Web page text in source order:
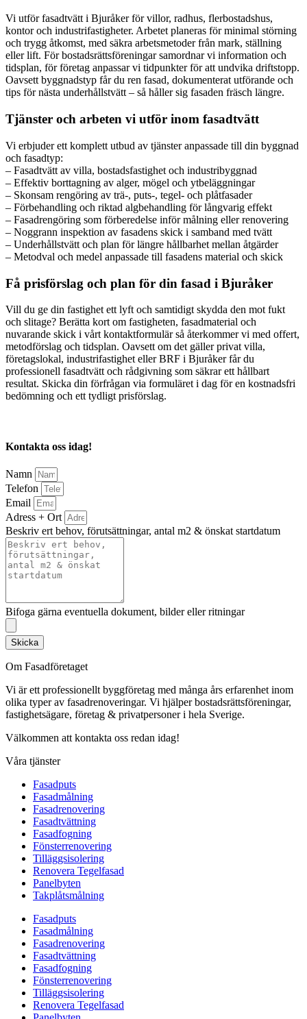
Vi utför fasadtvätt i Bjuråker för villor, radhus, flerbostadshus,
kontor och industrifastigheter. Arbetet planeras för minimal störning
och trygg åtkomst, med säkra arbetsmetoder från mark, ställning
eller lift. För bostadsrättsföreningar samordnar vi information och
tidsplan, för företag anpassar vi tidpunkter för att undvika driftstopp.
Oavsett byggnadstyp får du ren fasad, dokumenterat utförande och
tips för nästa underhållstvätt – så håller sig fasaden fräsch längre.
Tjänster och arbeten vi utför inom fasadtvätt
Vi erbjuder ett komplett utbud av tjänster anpassade till din byggnad
och fasadtyp:
– Fasadtvätt av villa, bostadsfastighet och industribyggnad
– Effektiv borttagning av alger, mögel och ytbeläggningar
– Skonsam rengöring av trä-, puts-, tegel- och plåtfasader
– Förbehandling och riktad algbehandling för långvarig effekt
– Fasadrengöring som förberedelse inför målning eller renovering
– Noggrann inspektion av fasadens skick i samband med tvätt
– Underhållstvätt och plan för längre hållbarhet mellan åtgärder
– Metodval och medel anpassade till fasadens material och skick
Få prisförslag och plan för din fasad i Bjuråker
Vill du ge din fastighet ett lyft och samtidigt skydda den mot fukt
och slitage? Berätta kort om fastigheten, fasadmaterial och
nuvarande skick i vårt kontaktformulär så återkommer vi med offert,
metodförslag och tidsplan. Oavsett om det gäller privat villa,
företagslokal, industrifastighet eller BRF i Bjuråker får du
professionell fasadtvätt och rådgivning som säkrar ett hållbart
resultat. Skicka din förfrågan via formuläret i dag för en kostnadsfri
bedömning och ett tydligt prisförslag.
Kontakta oss idag!
Namn
Telefon
Email
Adress + Ort
Beskriv ert behov, förutsättningar, antal m2 & önskat startdatum
Bifoga gärna eventuella dokument, bilder eller ritningar
Skicka
Om Fasadföretaget
Vi är ett professionellt byggföretag med många års erfarenhet inom
olika typer av fasadrenoveringar. Vi hjälper bostadsrättsföreningar,
fastighetsägare, företag & privatpersoner i hela Sverige.
Välkommen att kontakta oss redan idag!
Våra tjänster
Fasadputs
Fasadmålning
Fasadrenovering
Fasadtvättning
Fasadfogning
Fönsterrenovering
Tilläggsisolering
Renovera Tegelfasad
Panelbyten
Takplåtsmålning
Fasadputs
Fasadmålning
Fasadrenovering
Fasadtvättning
Fasadfogning
Fönsterrenovering
Tilläggsisolering
Renovera Tegelfasad